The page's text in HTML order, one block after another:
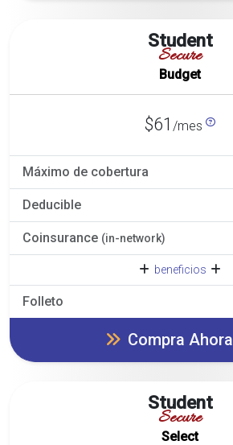
Student
Secure
Budget
$61 /mes
Máximo de cobertura
Deducible
Coinsurance (in-network)
beneficios
Folleto
Compra Ahora
Student
Secure
Select